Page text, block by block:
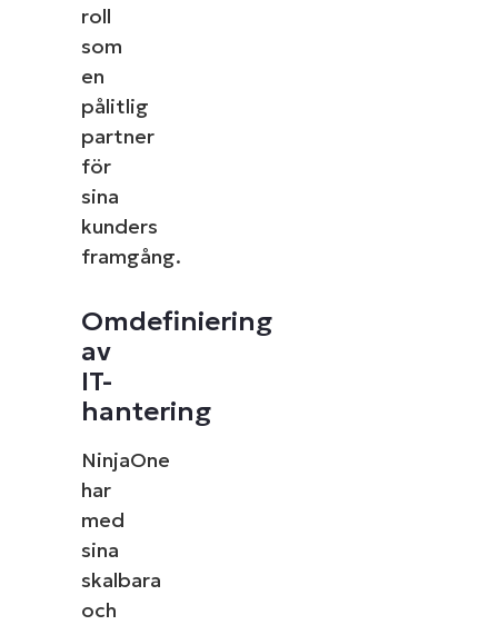
roll
som
en
pålitlig
partner
för
sina
kunders
framgång.
Omdefiniering
av
IT-
hantering
NinjaOne
har
med
sina
skalbara
och